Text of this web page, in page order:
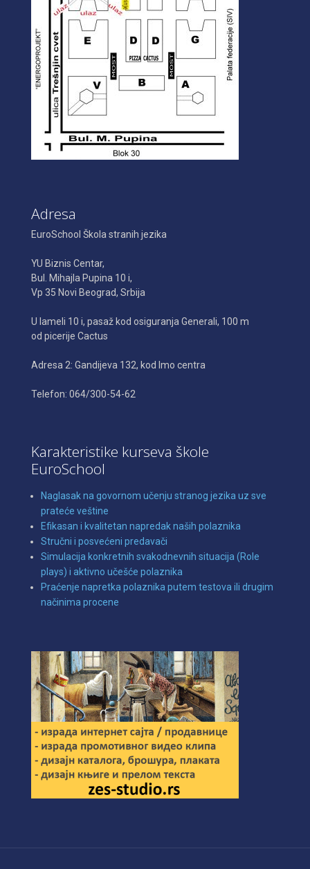
Adresa
EuroSchool Škola stranih jezika
YU Biznis Centar,
Bul. Mihajla Pupina 10 i,
Vp 35 Novi Beograd, Srbija
U lameli 10 i, pasaž kod osiguranja Generali, 100 m
od picerije Cactus
Adresa 2: Gandijeva 132, kod Imo centra
Telefon: 064/300-54-62
Karakteristike kurseva škole
EuroSchool
Naglasak na govornom učenju stranog jezika uz sve
prateće veštine
Efikasan i kvalitetan napredak naših polaznika
Stručni i posvećeni predavači
Simulacija konkretnih svakodnevnih situacija (Role
plays) i aktivno učešće polaznika
Praćenje napretka polaznika putem testova ili drugim
načinima procene